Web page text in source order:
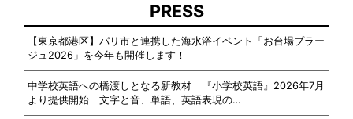
PRESS
【東京都港区】パリ市と連携した海水浴イベント「お台場プラー
ジュ2026」を今年も開催します！
中学校英語への橋渡しとなる新教材 『小学校英語』2026年7月
より提供開始 文字と音、単語、英語表現の…